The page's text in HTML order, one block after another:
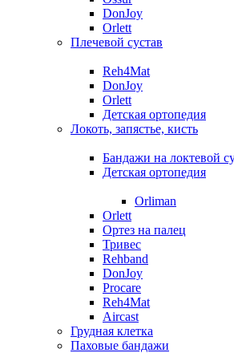
DonJoy
Orlett
Плечевой сустав
Reh4Mat
DonJoy
Orlett
Детская ортопедия
Локоть, запястье, кисть
Бандажи на локтевой
Детская ортопедия
Orliman
Orlett
Ортез на палец
Тривес
Rehband
DonJoy
Procare
Reh4Mat
Aircast
Грудная клетка
Паховые бандажи